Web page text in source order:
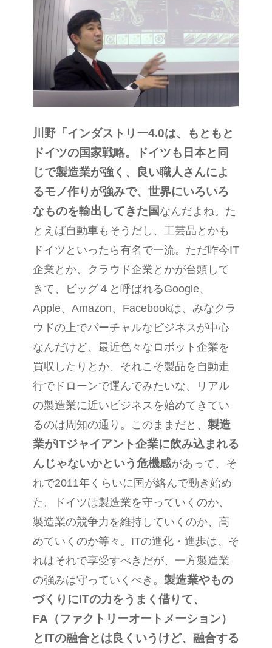
川野「インダストリー4.0は、もともと
ドイツの国家戦略。ドイツも日本と同
じで製造業が強く、良い職人さんによ
るモノ作りが強みで、世界にいろいろ
なものを輸出してきた国 なんだよね。た
とえば自動車もそうだし、工芸品とかも
ドイツといったら有名で一流。ただ昨今IT
企業とか、クラウド企業とかが台頭して
きて、ビッグ４と呼ばれるGoogle、
Apple、 Amazon、 Facebookは、みなクラ
ウドの上でバーチャルなビジネスが中心
なんだけど、最近色々なロボット企業を
買収したりとか、それこそ製品を自動走
行でドローンで運んでみたいな、リアル
の製造業に近いビジネスを始めてきてい
るのは周知の通り。このままだと、 製造
業がITジャイアント企業に飲み込まれる
んじゃないかという危機感があって、そ
れで2011年くらいに国が絡んで動き始め
た。ドイツは製造業を守っていくのか、
製造業の競争力を維持していくのか、高
めていくのか等々。 ITの進化・進歩は、そ
れはそれで享受すべきだが、一方製造業
の強みは守っていくべき。 製造業やもの
づくりにITの力をうまく借りて、
FA （ファクトリーオートメーション）
とITの融合とは良くいうけど、融合する